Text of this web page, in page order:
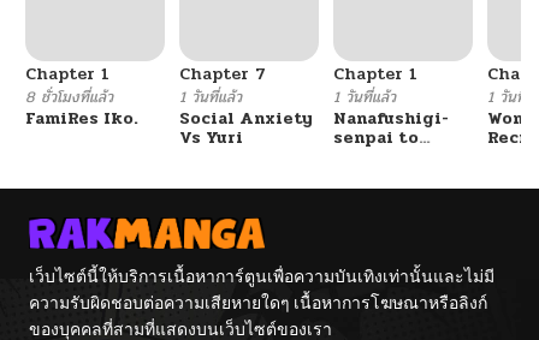
Chapter 1
8 ชั่วโมงที่แล้ว
FamiRes Iko.
Chapter 7
1 วันที่แล้ว
Social Anxiety
Vs Yuri
Chapter 1
1 วันที่แล้ว
Nanafushigi-
senpai to
1 วันที่แ
เว็บไซต์นี้ให้บริการเนื้อหาการ์ตูนเพื่อความบันเทิงเท่านั้นและไม่มี
ความรับผิดชอบต่อความเสียหายใดๆ เนื้อหาการโฆษณาหรือลิงก์
ของบุคคลที่สามที่แสดงบนเว็บไซต์ของเรา